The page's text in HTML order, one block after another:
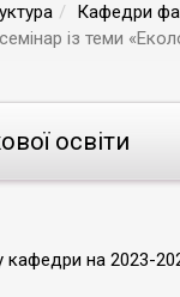
Кафедри
із теми
освіти
кафедри на 2023-